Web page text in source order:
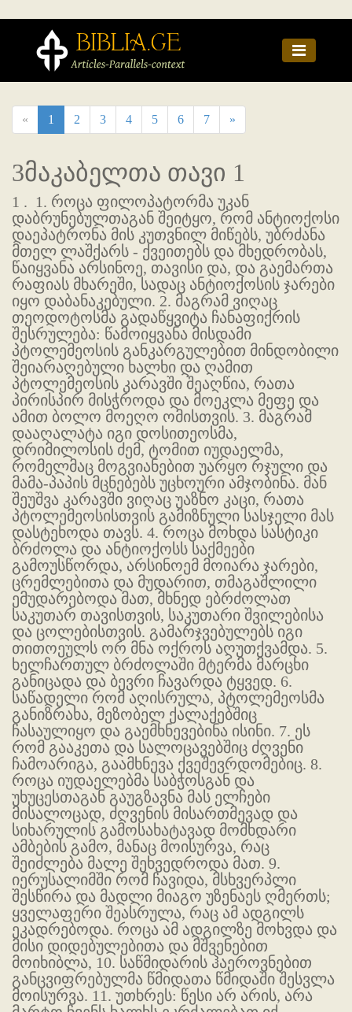
« 1 2 3 4 5 6 7 »
3მაკაბელთა თავი 1
1 . 1. როცა ფილოპატორმა უკან
დაბრუნებულთაგან შეიტყო, რომ ანტიოქოსი
დაეპატრონა მის კუთვნილ მიწებს, უბრძანა
მთელ ლაშქარს - ქვეითებს და მხედრობას,
წაიყვანა არსინოე, თავისი და, და გაემართა
რაფიას მხარეში, სადაც ანტიოქოსის ჯარები
იყო დაბანაკებული. 2. მაგრამ ვიღაც
თეოდოტოსმა გადაწყვიტა ჩანაფიქრის
შესრულება: წამოიყვანა მისდამი
პტოლემეოსის განკარგულებით მინდობილი
შეიარაღებული ხალხი და ღამით
პტოლემეოსის კარავში შეაღწია, რათა
პირისპირ მისჭროდა და მოეკლა მეფე და
ამით ბოლო მოეღო ომისთვის. 3. მაგრამ
დააღალატა იგი დოსითეოსმა,
დრიმილოსის ძემ, ტომით იუდაელმა,
რომელმაც მოგვიანებით უარყო რჯული და
მამა-პაპის მცნებებს უცხოური ამჯობინა. მან
შეუშვა კარავში ვიღაც უაზნო კაცი, რათა
პტოლემეოსისთვის გამიზნული სასჯელი მას
დასტეხოდა თავს. 4. როცა მოხდა სასტიკი
ბრძოლა და ანტიოქოსს საქმეები
გამოუსწორდა, არსინოემ მოიარა ჯარები,
ცრემლებითა და მუდარით, თმაგაშლილი
ემუდარებოდა მათ, მხნედ ებრძოლათ
საკუთარ თავისთვის, საკუთარი შვილებისა
და ცოლებისთვის. გამარჯვებულებს იგი
თითოეულს ორ მნა ოქროს აღუთქვამდა. 5.
ხელჩართულ ბრძოლაში მტერმა მარცხი
განიცადა და ბევრი ჩავარდა ტყვედ. 6.
საწადელი რომ აღისრულა, პტოლემეოსმა
განიზრახა, მეზობელ ქალაქებშიც
ჩასაულიყო და გაემხნევებინა ისინი. 7. ეს
რომ გააკეთა და სალოცავებშიც ძღვენი
ჩამოარიგა, გაამხნევა ქვეშევრდომებიც. 8.
როცა იუდაელებმა საბჭოსგან და
უხუცესთაგან გაუგზავნა მას ელჩები
მისალოცად, ძღვენის მისართმევად და
სიხარულის გამოსახატავად მომხდარი
ამბების გამო, მანაც მოისურვა, რაც
შეიძლება მალე შეხვედროდა მათ. 9.
იერუსალიმში რომ ჩავიდა, მსხვერპლი
შესწირა და მადლი მიაგო უზენაეს ღმერთს;
ყველაფერი შეასრულა, რაც ამ ადგილს
ეკადრებოდა. როცა ამ ადგილზე მოხვდა და
მისი დიდებულებითა და მშვენებით
მოიხიბლა, 10. საწმიდარის ჰაეროვნებით
განცვიფრებულმა წმიდათა წმიდაში შესვლა
მოისურვა. 11. უთხრეს: წესი არ არის, არა